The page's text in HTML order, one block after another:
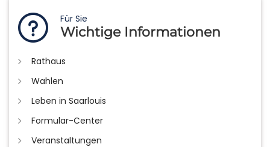
Für Sie
Wichtige Informationen
Rathaus
Wahlen
Leben in Saarlouis
Formular-Center
Veranstaltungen